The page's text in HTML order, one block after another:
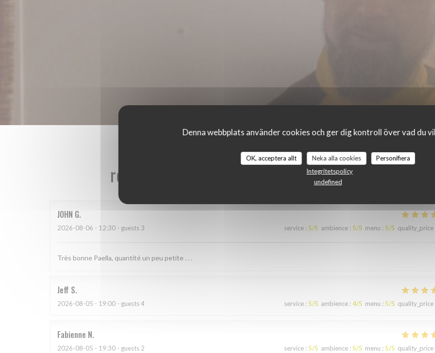
Denna webbplats använder cookies och ger dig kontroll över vad du
OK, acceptera allt Neka alla cookies
Personifiera
Integritetspolicy
undefined
reviews_from_our_clients_following_booking
JOHN G
2026-08-06 - 12:30 - guests 3 service : 5/5 ambience : 5/5 menu : 5/5 quality_price
Très bonne Paella, quantité un peu petite . . .
Jeff S
2026-08-05 - 19:00 - guests 4 service : 5/5 ambience :4/5 menu : 5/5 quality_price
Fabienne N
2026-08-05 - 19:30 - guests 2 service : 5/5 ambience : 5/5 menu : 5/5 quality_price